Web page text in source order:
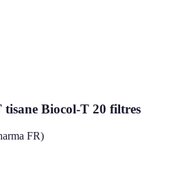
Biocol-T 20 filtres
FR)